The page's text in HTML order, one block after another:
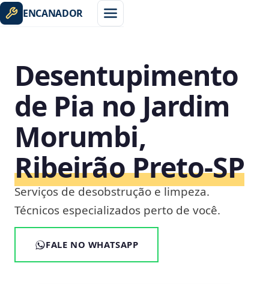
ENCANADOR
Desentupimento
de Pia no Jardim
Morumbi,
Ribeirão Preto‑SP
Serviços de desobstrução e limpeza.
Técnicos especializados perto de você.
FALE NO WHATSAPP